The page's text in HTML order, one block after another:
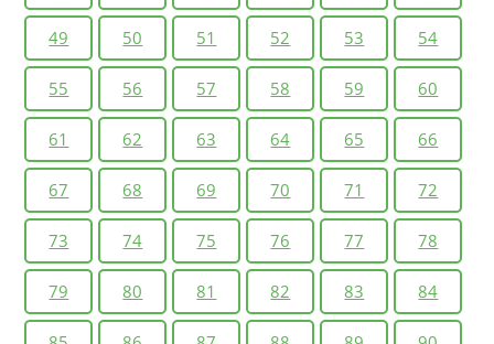
49 50 51 52 53 54
55 56 57 58 59 60
61 62 63 64 65 66
67 68 69 70 71 72
73 74 75 76 77 78
79 80 81 82 83 84